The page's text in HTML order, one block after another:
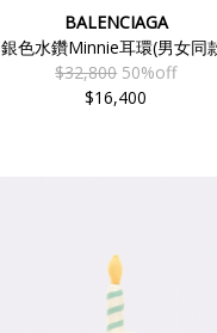
BALENCIAGA
銀色水鑽Minnie耳環(男女同
$32,800 50%off
$16,400